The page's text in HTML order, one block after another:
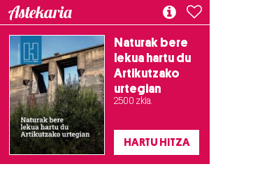
Astekaria
Naturak bere
lekua hartu du
Artikutzako
urtegian
2.500 zkia.
HARTU HITZA